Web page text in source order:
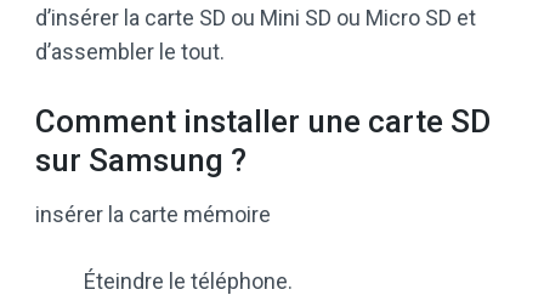
d’insérer la carte SD ou Mini SD ou Micro SD et
d’assembler le tout.
Comment installer une carte SD
sur Samsung ?
insérer la carte mémoire
Éteindre le téléphone.